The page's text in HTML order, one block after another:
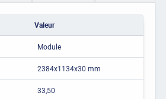
Valeur
Module
2384x1134x30 mm
33,50